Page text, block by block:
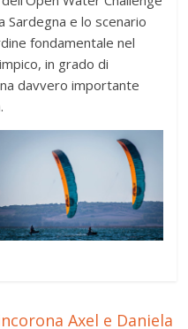
Sardegna e lo scenario
fondamentale nel
in grado di
davvero importante
Axel e Daniela